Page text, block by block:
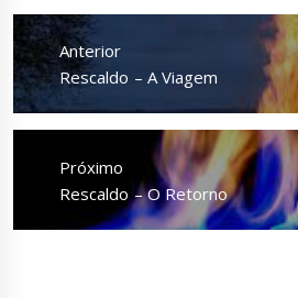
Navegação
de
Post
Anterior
Anterior
Rescaldo – A Viagem
Próximo
Próximo
Rescaldo – O Retorno